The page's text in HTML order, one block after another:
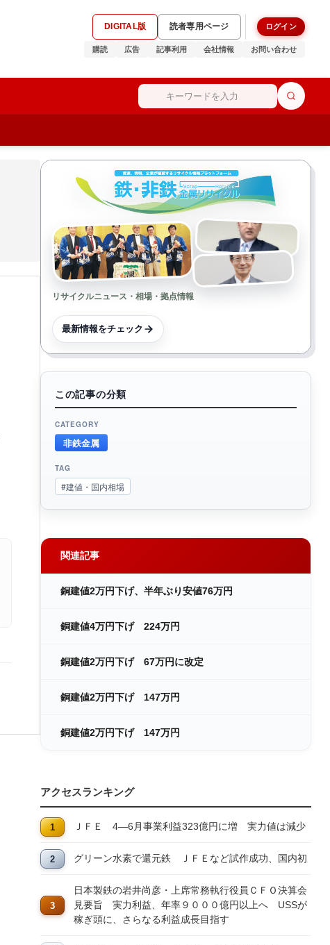
DIGITAL版 読者専用ページ ログイン
購読 広告 記事利用 会社情報 お問い合わせ
リサイクルニュース・相場・拠点情報
最新情報をチェック
この記事の分類
CATEGORY
非鉄金属
TAG
#建値・国内相場
関連記事
銅建値2万円下げ、半年ぶり安値76万円
銅建値4万円下げ 224万円
銅建値2万円下げ 67万円に改定
銅建値2万円下げ 147万円
銅建値2万円下げ 147万円
アクセスランキング
ＪＦＥ 4―6月事業利益323億円に増 実力値は減少
グリーン水素で還元鉄 ＪＦＥなど試作成功、国内初
日本製鉄の岩井尚彦・上席常務執行役員ＣＦＯ決算会
見要旨 実力利益、年率９０００億円以上へ USSが
稼ぎ頭に、さらなる利益成長目指す